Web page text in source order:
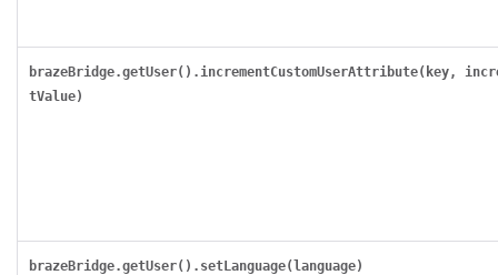
brazeBridge.getUser().incrementCustomUserAttribute(key,
tValue)
brazeBridge.getUser().setLanguage(language)